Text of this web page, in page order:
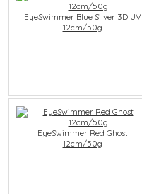
EyeSwimmer Blue Silver 3D UV
12cm/50g
EyeSwimmer Red Ghost
12cm/50g